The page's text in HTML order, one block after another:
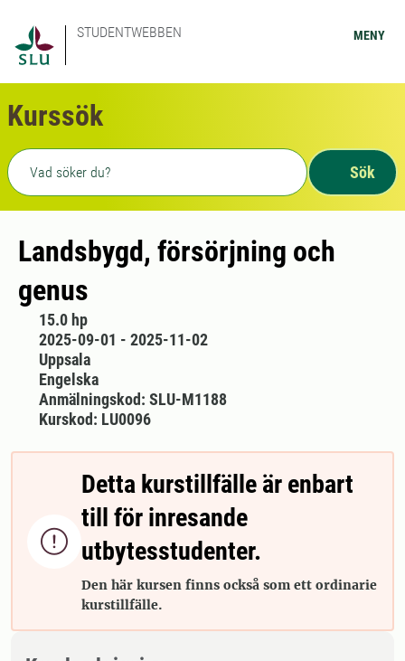
STUDENTWEBBEN MENY
Kurssök
Fritext sökning
Sök
Landsbygd, försörjning och
genus
15.0 hp
2025-09-01 - 2025-11-02
Uppsala
Engelska
Anmälningskod: SLU-M1188
Kurskod: LU0096

Detta kurstillfälle är enbart
till för inresande
utbytesstudenter.
Den här kursen finns också som ett ordinarie
kurstillfälle.